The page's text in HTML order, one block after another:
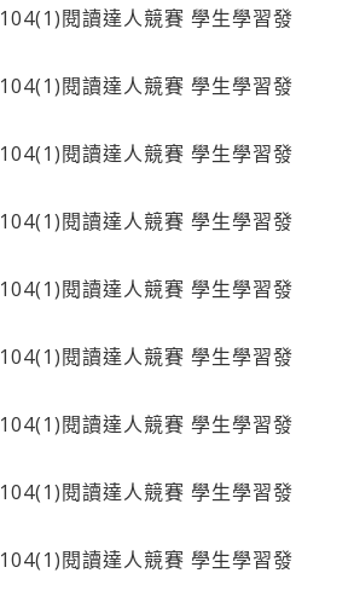
104(1)閱讀達人競賽 學生學習發
104(1)閱讀達人競賽 學生學習發
104(1)閱讀達人競賽 學生學習發
104(1)閱讀達人競賽 學生學習發
104(1)閱讀達人競賽 學生學習發
104(1)閱讀達人競賽 學生學習發
104(1)閱讀達人競賽 學生學習發
104(1)閱讀達人競賽 學生學習發
104(1)閱讀達人競賽 學生學習發